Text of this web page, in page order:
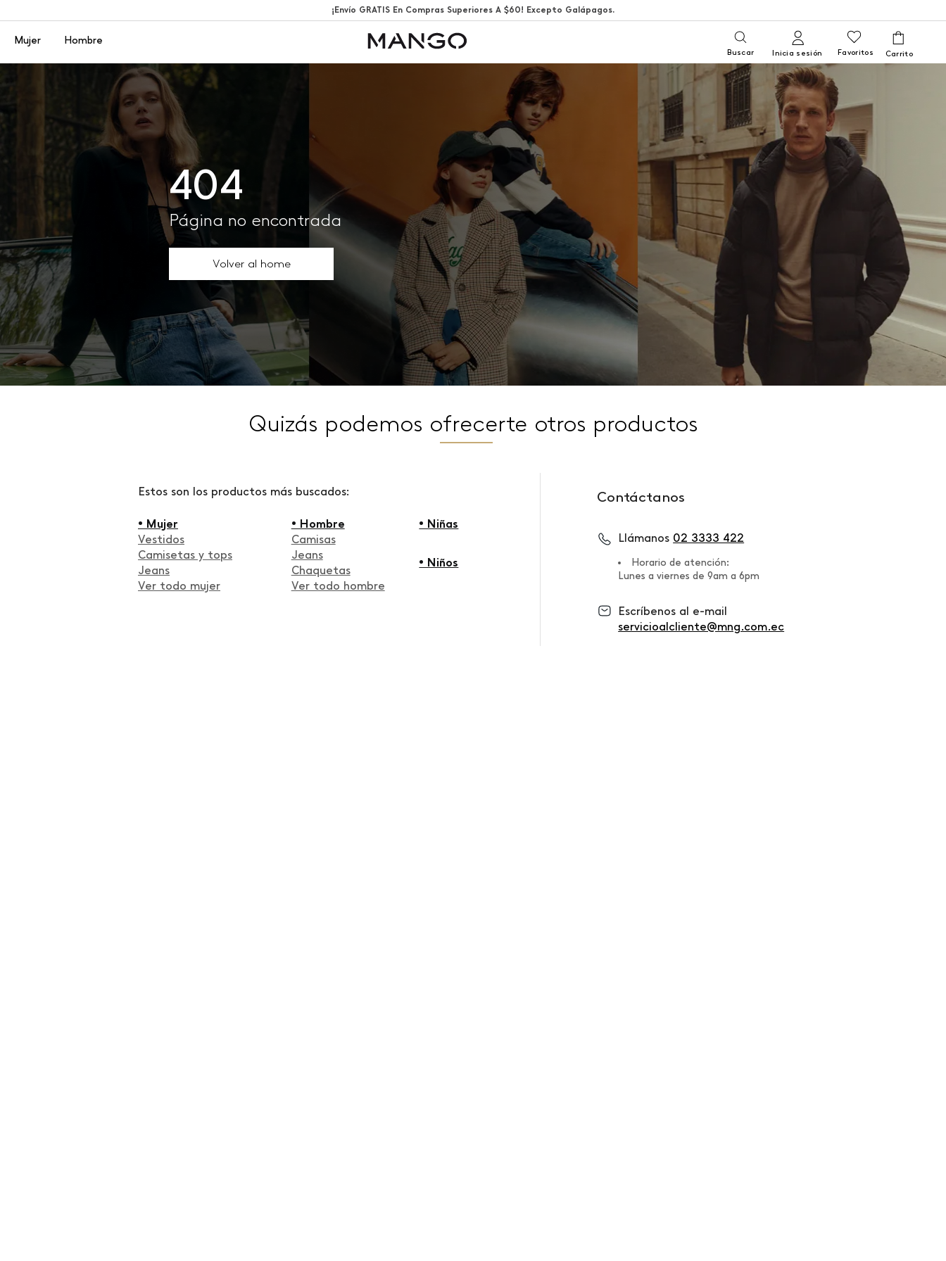
¡Envío GRATIS En Compras Superiores A $60! Excepto Galápagos.
Menú
Mujer Hombre
Buscar Inicia sesión Favoritos
404
Página no encontrada
Volver al home
Quizás podemos ofrecerte otros productos
Estos son los productos más buscados:
• Mujer
Vestidos
Camisetas y tops
Jeans
Ver todo mujer
• Hombre
Camisas
Jeans
Chaquetas
Ver todo hombre
• Niñas
• Niños
Contáctanos
Llámanos 02 3333 422
Horario de atención:
Lunes a viernes de 9am a 6pm
Escríbenos al e-mail
servicioalcliente@mng.com.ec